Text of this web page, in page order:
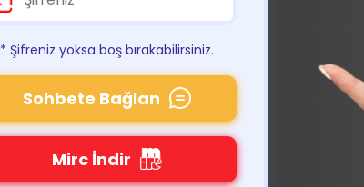
* Şifreniz yoksa boş bırakabilirsiniz.
Sohbete Bağlan
Mirc İndir